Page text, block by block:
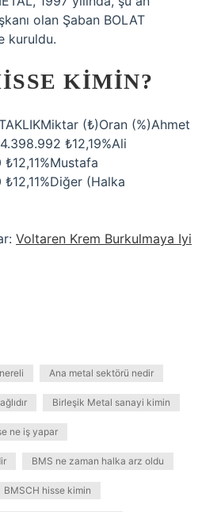
olan Şaban BOLAT
kuruldu.
KIMIN?
(₺)Oran (%)Ahmet
₺12,19%Ali
(Halka
Voltaren Krem Burkulmaya Iyi
Ana metal sektörü nedir
Birleşik Metal sanayi kimin
ne iş yapar
BMS ne zaman halka arz oldu
BMSCH hisse kimin